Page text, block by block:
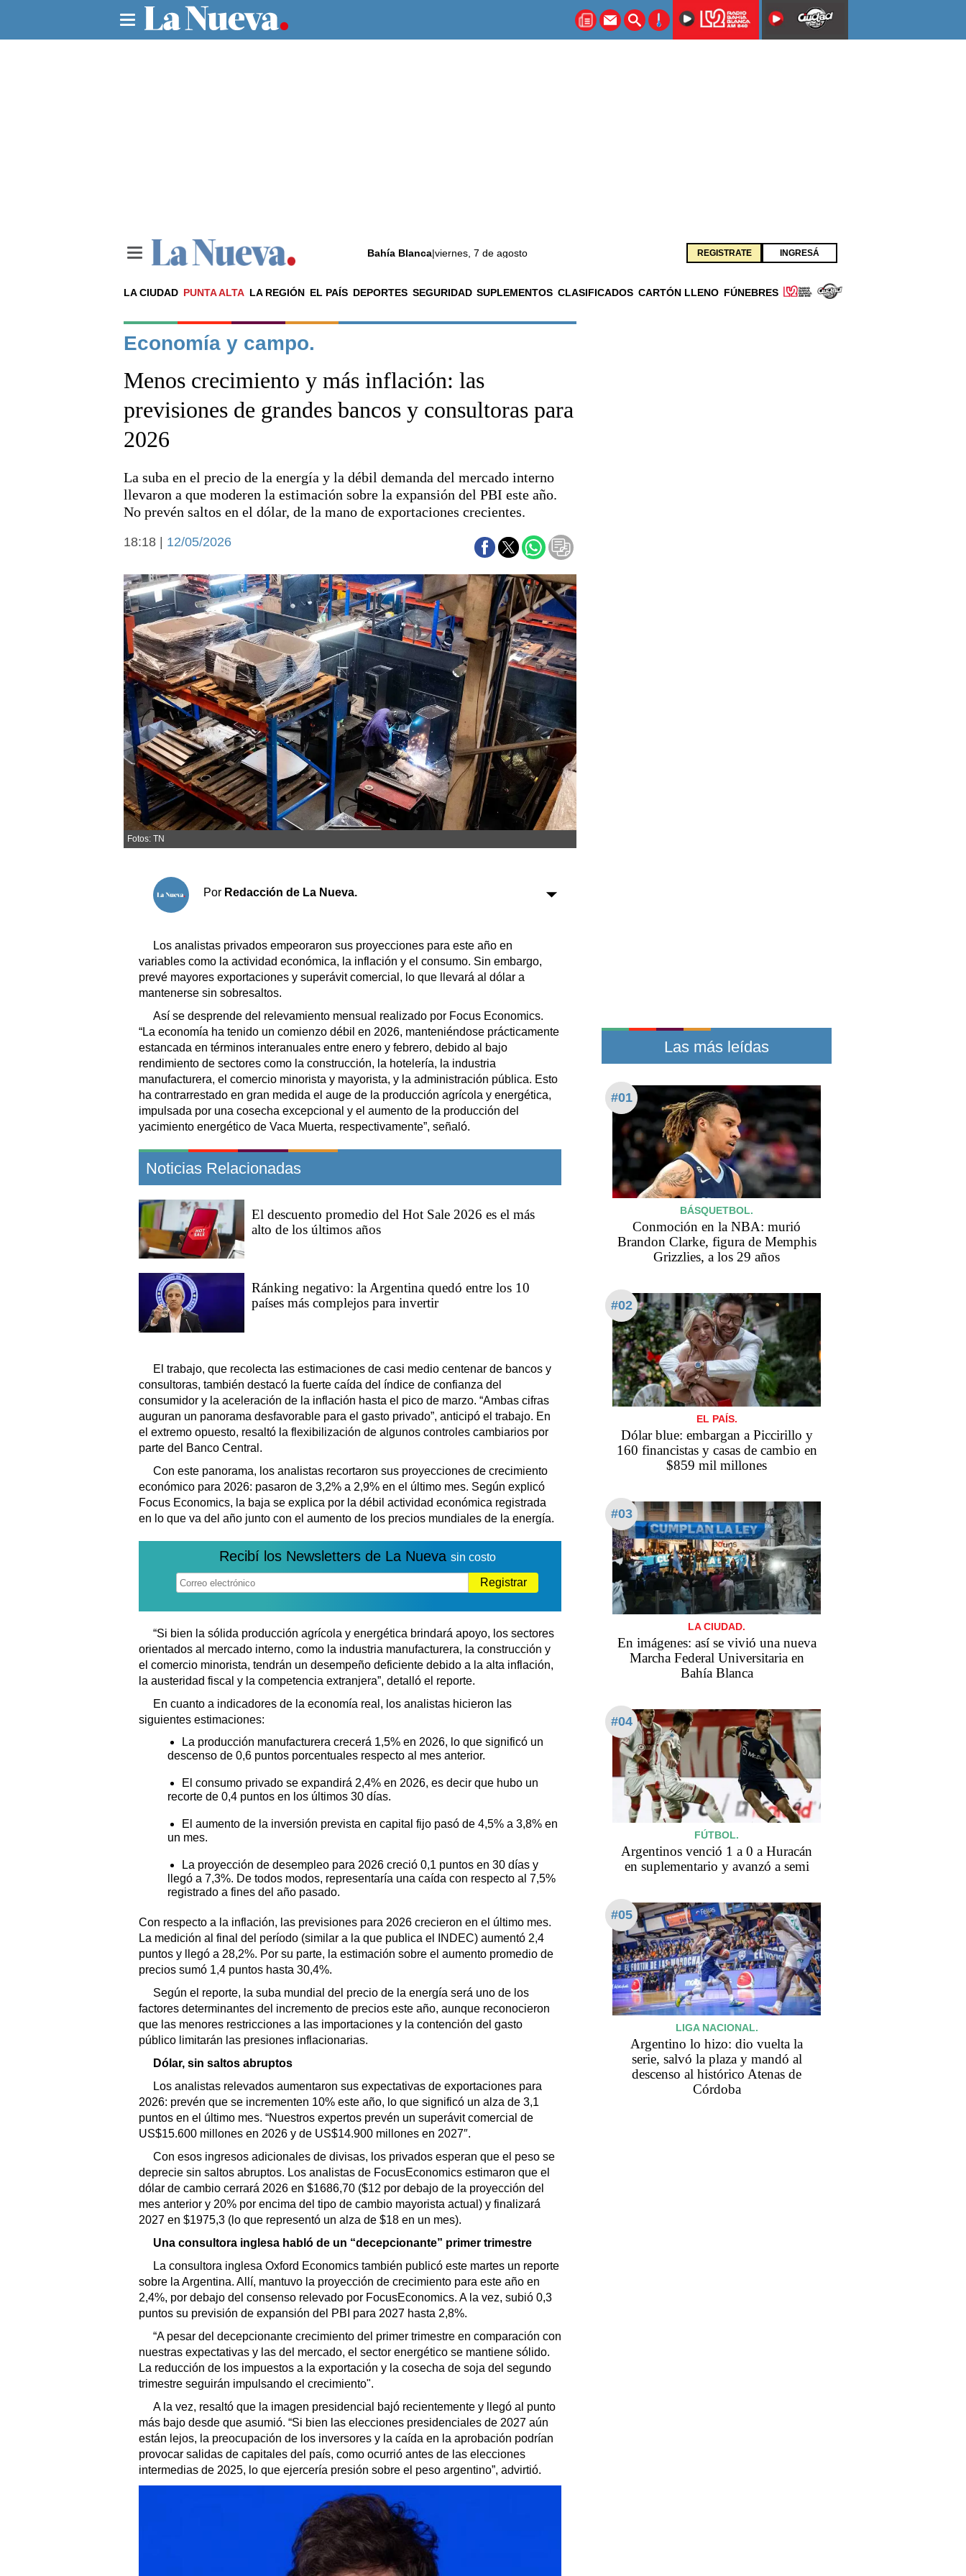
Bahía Blanca|viernes, 7 de agosto REGISTRATE INGRESÁ
LA CIUDAD PUNTA ALTA LA REGIÓN EL PAÍS DEPORTES SEGURIDAD SUPLEMENTOS CLASIFICADOS CARTÓN LLENO FÚNEBRES
Noticias
La ciudad
El país
Seguridad
Liga del Sur
Básquetbol
Fútbol
Cines
Economía y campo
Economía y finanzas
Con el campo
Espacio empresas
Sociedad y tiempo libre
Sociedad
Tecnología
Turismo
Salud
Es viral
El tiempo
Fúnebres
Clasificados
Horóscopo
Suplementos
Loterías
Edictos
Teléfonos de urgencia
Economía y campo.
Menos crecimiento y más inflación: las
previsiones de grandes bancos y consultoras para
2026
La suba en el precio de la energía y la débil demanda del mercado interno
llevaron a que moderen la estimación sobre la expansión del PBI este año.
No prevén saltos en el dólar, de la mano de exportaciones crecientes.
18:18 | 12/05/2026
Fotos: TN
Por Redacción de La Nueva.
Los analistas privados empeoraron sus proyecciones para este año en
variables como la actividad económica, la inflación y el consumo. Sin embargo,
prevé mayores exportaciones y superávit comercial, lo que llevará al dólar a
mantenerse sin sobresaltos.
Así se desprende del relevamiento mensual realizado por Focus Economics.
“La economía ha tenido un comienzo débil en 2026, manteniéndose prácticamente
estancada en términos interanuales entre enero y febrero, debido al bajo
rendimiento de sectores como la construcción, la hotelería, la industria
manufacturera, el comercio minorista y mayorista, y la administración pública. Esto
ha contrarrestado en gran medida el auge de la producción agrícola y energética,
impulsada por una cosecha excepcional y el aumento de la producción del
yacimiento energético de Vaca Muerta, respectivamente”, señaló.
Noticias Relacionadas
El descuento promedio del Hot Sale 2026 es el más
alto de los últimos años
Ránking negativo: la Argentina quedó entre los 10
países más complejos para invertir
El trabajo, que recolecta las estimaciones de casi medio centenar de bancos y
consultoras, también destacó la fuerte caída del índice de confianza del
consumidor y la aceleración de la inflación hasta el pico de marzo. “Ambas cifras
auguran un panorama desfavorable para el gasto privado”, anticipó el trabajo. En
el extremo opuesto, resaltó la flexibilización de algunos controles cambiarios por
parte del Banco Central.
Con este panorama, los analistas recortaron sus proyecciones de crecimiento
económico para 2026: pasaron de 3,2% a 2,9% en el último mes. Según explicó
Focus Economics, la baja se explica por la débil actividad económica registrada
en lo que va del año junto con el aumento de los precios mundiales de la energía.
Recibí los Newsletters de La Nueva sin costo
Registrar
“Si bien la sólida producción agrícola y energética brindará apoyo, los sectores
orientados al mercado interno, como la industria manufacturera, la construcción y
el comercio minorista, tendrán un desempeño deficiente debido a la alta inflación,
la austeridad fiscal y la competencia extranjera”, detalló el reporte.
En cuanto a indicadores de la economía real, los analistas hicieron las
siguientes estimaciones:
La producción manufacturera crecerá 1,5% en 2026, lo que significó un
descenso de 0,6 puntos porcentuales respecto al mes anterior.
El consumo privado se expandirá 2,4% en 2026, es decir que hubo un
recorte de 0,4 puntos en los últimos 30 días.
El aumento de la inversión prevista en capital fijo pasó de 4,5% a 3,8% en
un mes.
La proyección de desempleo para 2026 creció 0,1 puntos en 30 días y
llegó a 7,3%. De todos modos, representaría una caída con respecto al 7,5%
registrado a fines del año pasado.
Con respecto a la inflación, las previsiones para 2026 crecieron en el último mes.
La medición al final del período (similar a la que publica el INDEC) aumentó 2,4
puntos y llegó a 28,2%. Por su parte, la estimación sobre el aumento promedio de
precios sumó 1,4 puntos hasta 30,4%.
Según el reporte, la suba mundial del precio de la energía será uno de los
factores determinantes del incremento de precios este año, aunque reconocieron
que las menores restricciones a las importaciones y la contención del gasto
público limitarán las presiones inflacionarias.
Dólar, sin saltos abruptos
Los analistas relevados aumentaron sus expectativas de exportaciones para
2026: prevén que se incrementen 10% este año, lo que significó un alza de 3,1
puntos en el último mes. “Nuestros expertos prevén un superávit comercial de
US$15.600 millones en 2026 y de US$14.900 millones en 2027″.
Con esos ingresos adicionales de divisas, los privados esperan que el peso se
deprecie sin saltos abruptos. Los analistas de FocusEconomics estimaron que el
dólar de cambio cerrará 2026 en $1686,70 ($12 por debajo de la proyección del
mes anterior y 20% por encima del tipo de cambio mayorista actual) y finalizará
2027 en $1975,3 (lo que representó un alza de $18 en un mes).
Una consultora inglesa habló de un “decepcionante” primer trimestre
La consultora inglesa Oxford Economics también publicó este martes un reporte
sobre la Argentina. Allí, mantuvo la proyección de crecimiento para este año en
2,4%, por debajo del consenso relevado por FocusEconomics. A la vez, subió 0,3
puntos su previsión de expansión del PBI para 2027 hasta 2,8%.
“A pesar del decepcionante crecimiento del primer trimestre en comparación con
nuestras expectativas y las del mercado, el sector energético se mantiene sólido.
La reducción de los impuestos a la exportación y la cosecha de soja del segundo
trimestre seguirán impulsando el crecimiento".
A la vez, resaltó que la imagen presidencial bajó recientemente y llegó al punto
más bajo desde que asumió. “Si bien las elecciones presidenciales de 2027 aún
están lejos, la preocupación de los inversores y la caída en la aprobación podrían
provocar salidas de capitales del país, como ocurrió antes de las elecciones
intermedias de 2025, lo que ejercería presión sobre el peso argentino”, advirtió.
Las más leídas
#01
BÁSQUETBOL.
Conmoción en la NBA: murió
Brandon Clarke, figura de Memphis
Grizzlies, a los 29 años
#02
EL PAÍS.
Dólar blue: embargan a Piccirillo y
160 financistas y casas de cambio en
$859 mil millones
#03
LA CIUDAD.
En imágenes: así se vivió una nueva
Marcha Federal Universitaria en
Bahía Blanca
#04
FÚTBOL.
Argentinos venció 1 a 0 a Huracán
en suplementario y avanzó a semi
#05
LIGA NACIONAL.
Argentino lo hizo: dio vuelta la
serie, salvó la plaza y mandó al
descenso al histórico Atenas de
Córdoba